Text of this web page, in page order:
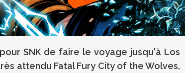
SNK de faire le voyage jusqu'à Los
attendu Fatal Fury City of the Wolves,